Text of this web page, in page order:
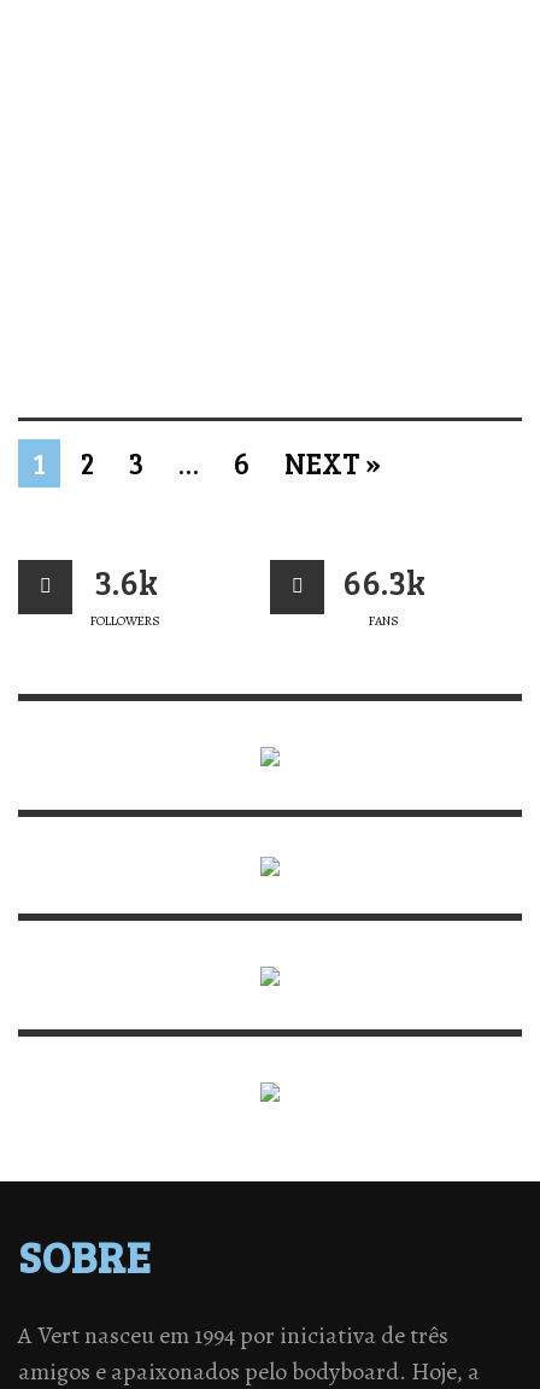
1 2 3 … 6 NEXT »
3.6k
FOLLOWERS
66.3k
FANS
SOBRE
A Vert nasceu em 1994 por iniciativa de três
amigos e apaixonados pelo bodyboard. Hoje, a